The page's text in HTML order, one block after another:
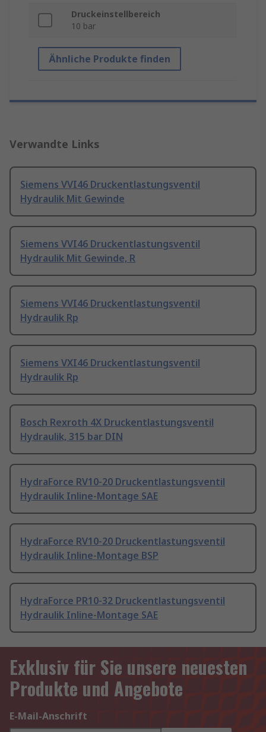
Druckeinstellbereich
10 bar
Ähnliche Produkte finden
Verwandte Links
Siemens VVI46 Druckentlastungsventil
Hydraulik Mit Gewinde
Siemens VVI46 Druckentlastungsventil
Hydraulik Mit Gewinde, R
Siemens VVI46 Druckentlastungsventil
Hydraulik Rp
Siemens VXI46 Druckentlastungsventil
Hydraulik Rp
Bosch Rexroth 4X Druckentlastungsventil
Hydraulik, 315 bar DIN
HydraForce RV10-20 Druckentlastungsventil
Hydraulik Inline-Montage SAE
HydraForce RV10-20 Druckentlastungsventil
Hydraulik Inline-Montage BSP
HydraForce PR10-32 Druckentlastungsventil
Hydraulik Inline-Montage SAE
Exklusiv für Sie unsere neuesten
Produkte und Angebote
E-Mail-Anschrift